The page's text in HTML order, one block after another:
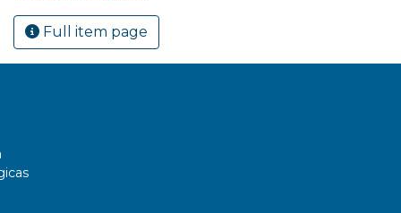
Full item page